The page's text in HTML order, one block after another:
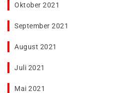
Oktober 2021
September 2021
August 2021
Juli 2021
Mai 2021